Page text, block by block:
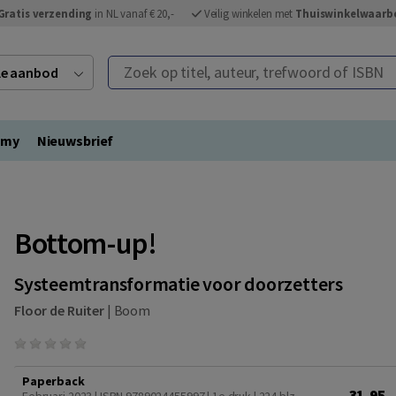
verzending in NL vanaf € 20,- Veilig winkelen met
aanbod Zoek op titel, auteur, trefwoord of ISBN
Nieuwsbrief
Bottom-up!
Systeemtransformatie voor doorzetters
Floor de Ruiter| Boom
Paperback